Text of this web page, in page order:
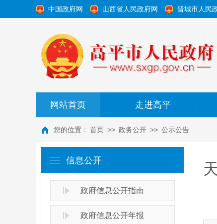
中国政府网 山西省人民政府网 晋城市人民
网站首页 走进高平
您的位置： 首页 >> 政务公开 >> 公示公告
信息公开
政府信息公开指南
政府信息公开年报